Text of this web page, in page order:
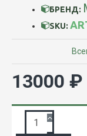
БРЕНД:
SKU:
13000 ₽